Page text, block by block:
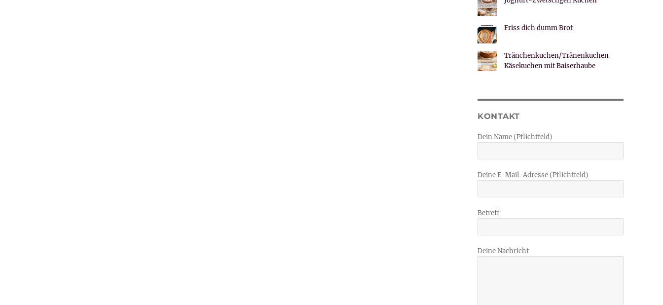
Friss dich dumm Brot
Tränchenkuchen/Tränenkuchen
Käsekuchen mit Baiserhaube
KONTAKT
Dein Name (Pflichtfeld)
Deine E-Mail-Adresse (Pflichtfeld)
Betreff
Deine Nachricht